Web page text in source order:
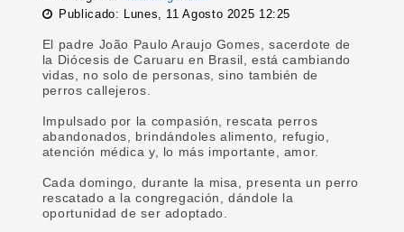
Publicado: Lunes, 11 Agosto 2025 12:25
El padre João Paulo Araujo Gomes, sacerdote de
la Diócesis de Caruaru en Brasil, está cambiando
vidas, no solo de personas, sino también de
perros callejeros.
Impulsado por la compasión, rescata perros
abandonados, brindándoles alimento, refugio,
atención médica y, lo más importante, amor.
Cada domingo, durante la misa, presenta un perro
rescatado a la congregación, dándole la
oportunidad de ser adoptado.